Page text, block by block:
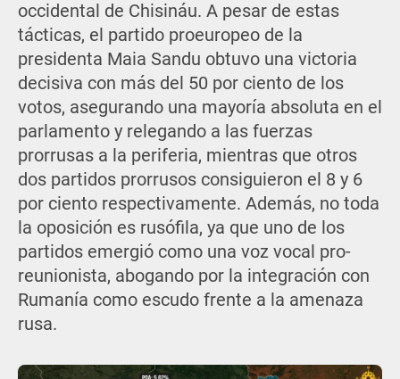
occidental de Chisináu. A pesar de estas
tácticas, el partido proeuropeo de la
presidenta Maia Sandu obtuvo una victoria
decisiva con más del 50 por ciento de los
votos, asegurando una mayoría absoluta en el
parlamento y relegando a las fuerzas
prorrusas a la periferia, mientras que otros
dos partidos prorrusos consiguieron el 8 y 6
por ciento respectivamente. Además, no toda
la oposición es rusófila, ya que uno de los
partidos emergió como una voz vocal pro-
reunionista, abogando por la integración con
Rumanía como escudo frente a la amenaza
rusa.